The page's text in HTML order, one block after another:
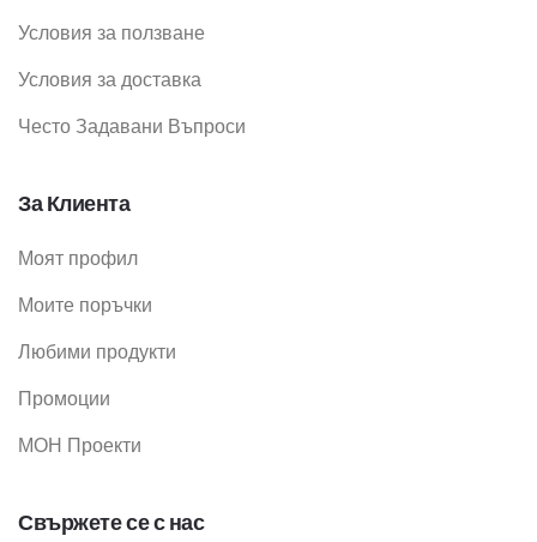
Условия за ползване
Условия за доставка
Често Задавани Въпроси
За Клиента
Моят профил
Моите поръчки
Любими продукти
Промоции
МОН Проекти
Свържете се с нас